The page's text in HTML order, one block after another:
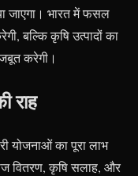
जाएगा। भारत में फसल
बल्कि कृषि उत्पादों का
करेगी।
राह
योजनाओं का पूरा लाभ
वितरण, कृषि सलाह, और